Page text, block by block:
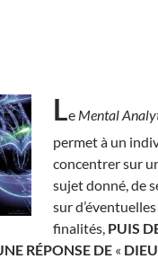
Le Mental
permet à un
concentrer sur
sujet donné, de
sur
finalités, PUIS
RÉPONSE DE «